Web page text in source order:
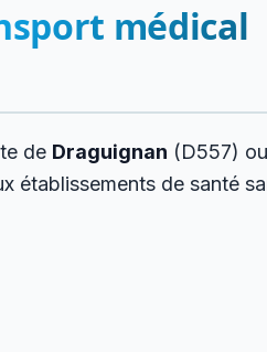
médical
de Draguignan (D557)
établissements de santé